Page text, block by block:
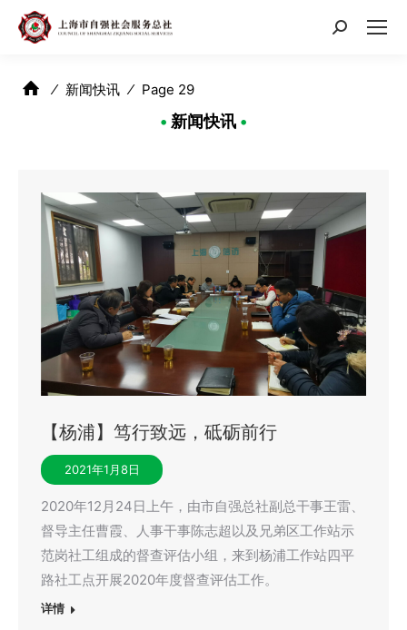
搜
⁄ 新闻快讯 ⁄ Page 29
• 新闻快讯 •
【杨浦】笃行致远，砥砺前行
2021年1月8日
2020年12月24日上午，由市自强总社副总干事王雷、
督导主任曹霞、人事干事陈志超以及兄弟区工作站示
范岗社工组成的督查评估小组，来到杨浦工作站四平
路社工点开展2020年度督查评估工作。
详情